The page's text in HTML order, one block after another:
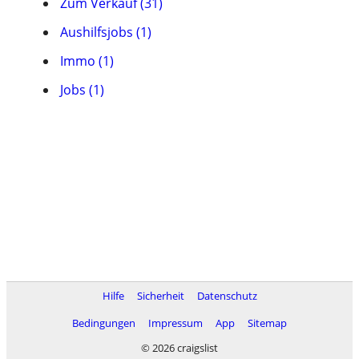
Aushilfsjobs (1)
Immo (1)
Jobs (1)
Hilfe Sicherheit
Datenschutz
Bedingungen
Impressum App
Sitemap
© 2026 craigslist